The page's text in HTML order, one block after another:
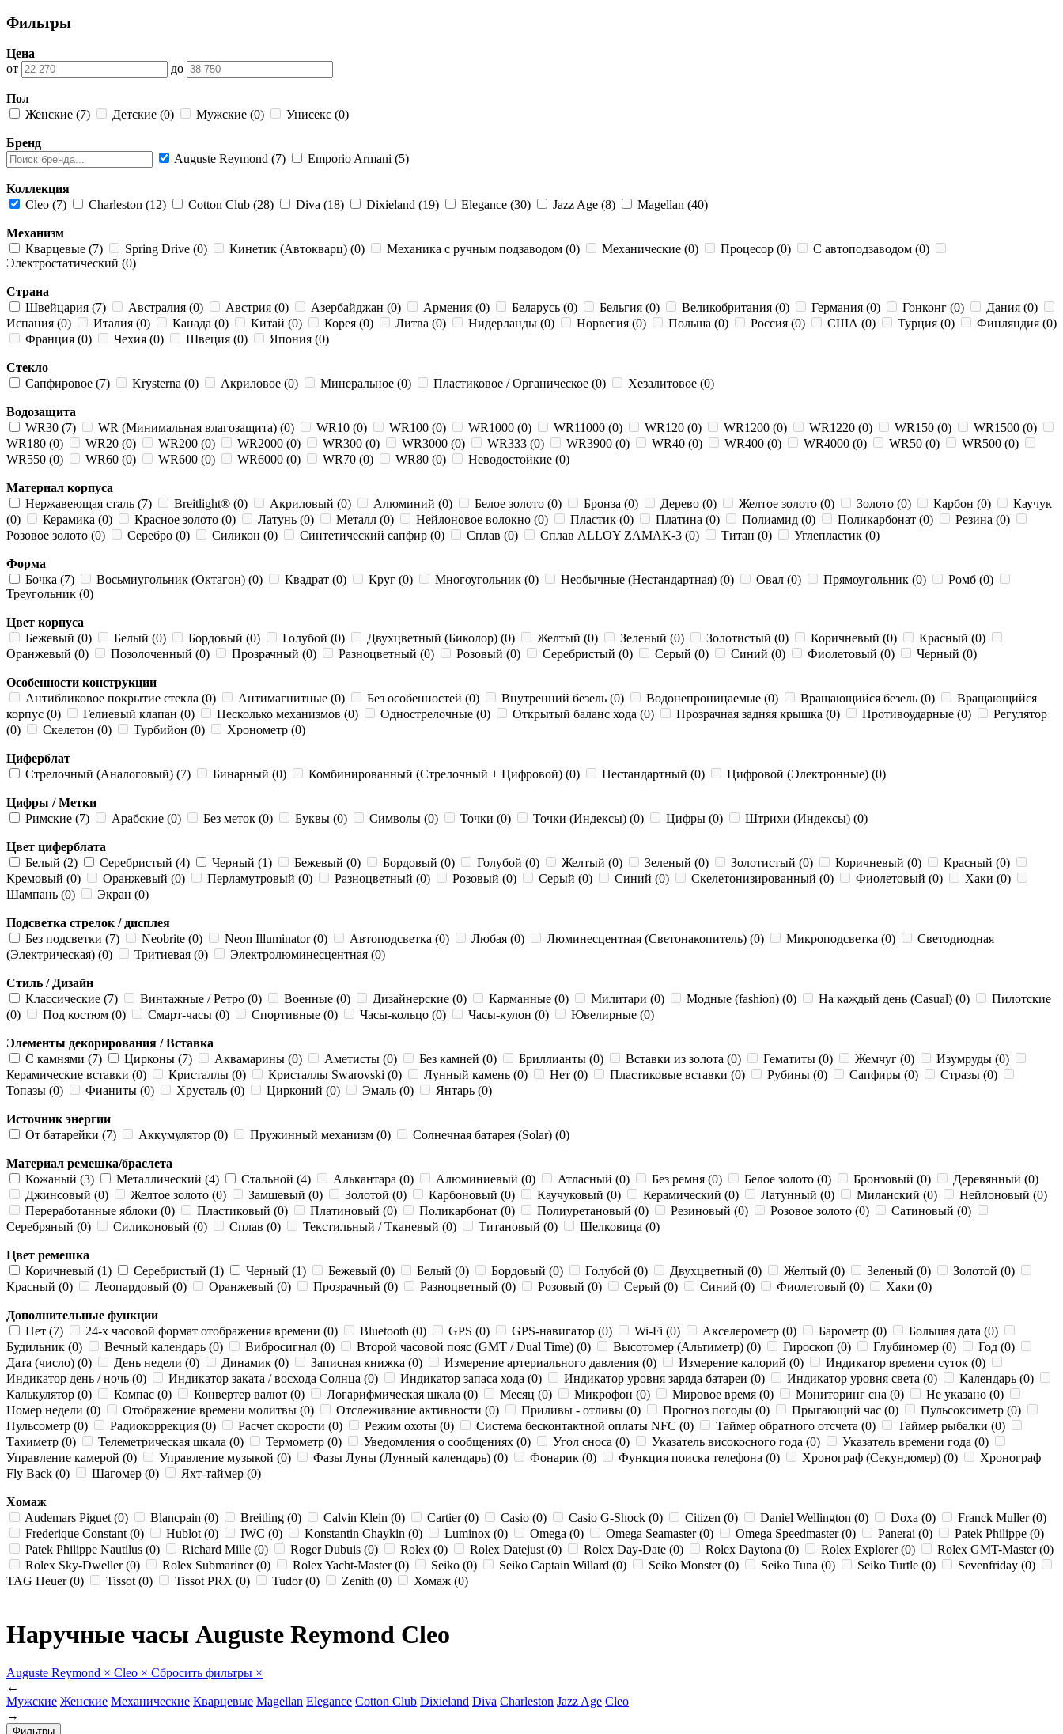
Фильтры
Цена
от
до
Пол
Женские (7)
Детские (0) Мужские (0) Унисекс (0)
Бренд
Auguste Reymond (7)
Emporio Armani (5)
Коллекция
Cleo (7)
Charleston (12) Cotton Club (28) Diva (18) Dixieland (19) Elegance (30) Jazz Age (8) Magellan (40)
Механизм
Кварцевые (7)
Spring Drive (0) Кинетик (Автокварц) (0) Механика с ручным подзаводом (0) Механические (0) Процесор (0)
С автоподзаводом (0)
Электростатический (0)
Страна
Швейцария (7)
Австралия (0) Австрия (0) Азербайджан (0) Армения (0) Беларусь (0) Бельгия (0) Великобритания (0) Германия (0) Гонконг (0)
Дания (0)
Испания (0)
Италия (0) Канада (0) Китай (0) Корея (0) Литва (0) Нидерланды (0) Норвегия (0) Польша (0) Россия (0) США (0) Турция (0)
Финляндия (0)
Франция (0)
Чехия (0) Швеция (0) Япония (0)
Стекло
Сапфировое (7)
Krysterna (0) Акриловое (0) Минеральное (0) Пластиковое / Органическое (0) Хезалитовое (0)
Водозащита
WR30 (7)
WR (Минимальная влагозащита) (0) WR10 (0) WR100 (0) WR1000 (0) WR11000 (0) WR120 (0) WR1200 (0) WR1220 (0) WR150 (0)
WR1500 (0)
WR180 (0)
WR20 (0) WR200 (0) WR2000 (0) WR300 (0) WR3000 (0) WR333 (0) WR3900 (0) WR40 (0) WR400 (0) WR4000 (0) WR50 (0)
WR500 (0)
WR550 (0)
WR60 (0) WR600 (0) WR6000 (0) WR70 (0) WR80 (0) Неводостойкие (0)
Материал корпуса
Нержавеющая сталь (7)
Breitlight® (0) Акриловый (0) Алюминий (0) Белое золото (0) Бронза (0) Дерево (0) Желтое золото (0) Золото (0) Карбон (0)
Каучук
(0)
Керамика (0) Красное золото (0) Латунь (0) Металл (0) Нейлоновое волокно (0) Пластик (0) Платина (0) Полиамид (0) Поликарбонат (0)
Резина (0)
Розовое золото (0)
Серебро (0) Силикон (0) Синтетический сапфир (0) Сплав (0) Сплав ALLOY ZAMAK-3 (0) Титан (0) Углепластик (0)
Форма
Бочка (7)
Восьмиугольник (Октагон) (0) Квадрат (0) Круг (0) Многоугольник (0) Необычные (Нестандартная) (0) Овал (0) Прямоугольник (0)
Ромб (0)
Треугольник (0)
Цвет корпуса
Бежевый (0)
Белый (0) Бордовый (0) Голубой (0) Двухцветный (Биколор) (0) Желтый (0) Зеленый (0) Золотистый (0) Коричневый (0)
Красный (0)
Оранжевый (0)
Позолоченный (0) Прозрачный (0) Разноцветный (0) Розовый (0) Серебристый (0) Серый (0) Синий (0) Фиолетовый (0) Черный (0)
Особенности конструкции
Антибликовое покрытие стекла (0)
Антимагнитные (0) Без особенностей (0) Внутренний безель (0) Водонепроницаемые (0) Вращающийся безель (0)
Вращающийся
корпус (0)
Гелиевый клапан (0) Несколько механизмов (0) Однострелочные (0) Открытый баланс хода (0) Прозрачная задняя крышка (0) Противоударные (0)
Регулятор
(0)
Скелетон (0) Турбийон (0) Хронометр (0)
Циферблат
Стрелочный (Аналоговый) (7)
Бинарный (0) Комбинированный (Стрелочный + Цифровой) (0) Нестандартный (0) Цифровой (Электронные) (0)
Цифры / Метки
Римские (7)
Арабские (0) Без меток (0) Буквы (0) Символы (0) Точки (0) Точки (Индексы) (0) Цифры (0) Штрихи (Индексы) (0)
Цвет циферблата
Белый (2)
Серебристый (4) Черный (1) Бежевый (0) Бордовый (0) Голубой (0) Желтый (0) Зеленый (0) Золотистый (0) Коричневый (0)
Красный (0)
Кремовый (0)
Оранжевый (0) Перламутровый (0) Разноцветный (0) Розовый (0) Серый (0) Синий (0) Скелетонизированный (0) Фиолетовый (0)
Хаки (0)
Шампань (0)
Экран (0)
Подсветка стрелок / дисплея
Без подсветки (7)
Neobrite (0) Neon Illuminator (0) Автоподсветка (0) Любая (0) Люминесцентная (Светонакопитель) (0) Микроподсветка (0)
Светодиодная
(Электрическая) (0)
Тритиевая (0) Электролюминесцентная (0)
Стиль / Дизайн
Классические (7)
Винтажные / Ретро (0) Военные (0) Дизайнерские (0) Карманные (0) Милитари (0) Модные (fashion) (0) На каждый день (Casual) (0)
Пилотские
(0)
Под костюм (0) Смарт-часы (0) Спортивные (0) Часы-кольцо (0) Часы-кулон (0) Ювелирные (0)
Элементы декорирования / Вставка
С камнями (7)
Цирконы (7) Аквамарины (0) Аметисты (0) Без камней (0) Бриллианты (0) Вставки из золота (0) Гематиты (0) Жемчуг (0)
Изумруды (0)
Керамические вставки (0)
Кристаллы (0) Кристаллы Swarovski (0) Лунный камень (0) Нет (0) Пластиковые вставки (0) Рубины (0) Сапфиры (0)
Стразы (0)
Топазы (0)
Фианиты (0) Хрусталь (0) Цирконий (0) Эмаль (0) Янтарь (0)
Источник энергии
От батарейки (7)
Аккумулятор (0) Пружинный механизм (0) Солнечная батарея (Solar) (0)
Материал ремешка/браслета
Кожаный (3)
Металлический (4) Стальной (4) Алькантара (0) Алюминиевый (0) Атласный (0) Без ремня (0) Белое золото (0) Бронзовый (0)
Деревянный (0)
Джинсовый (0)
Желтое золото (0) Замшевый (0) Золотой (0) Карбоновый (0) Каучуковый (0) Керамический (0) Латунный (0) Миланский (0)
Нейлоновый (0)
Переработанные яблоки (0)
Пластиковый (0) Платиновый (0) Поликарбонат (0) Полиуретановый (0) Резиновый (0) Розовое золото (0)
Сатиновый (0)
Серебряный (0)
Силиконовый (0) Сплав (0) Текстильный / Тканевый (0) Титановый (0) Шелковица (0)
Цвет ремешка
Коричневый (1)
Серебристый (1) Черный (1) Бежевый (0) Белый (0) Бордовый (0) Голубой (0) Двухцветный (0) Желтый (0) Зеленый (0)
Золотой (0)
Красный (0)
Леопардовый (0) Оранжевый (0) Прозрачный (0) Разноцветный (0) Розовый (0) Серый (0) Синий (0) Фиолетовый (0) Хаки (0)
Дополнительные функции
Нет (7)
24-х часовой формат отображения времени (0) Bluetooth (0) GPS (0) GPS-навигатор (0) Wi-Fi (0) Акселерометр (0) Барометр (0)
Большая дата (0)
Будильник (0)
Вечный календарь (0) Вибросигнал (0) Второй часовой пояс (GMT / Dual Time) (0) Высотомер (Альтиметр) (0) Гироскоп (0) Глубиномер (0)
Год (0)
Дата (число) (0)
День недели (0) Динамик (0) Записная книжка (0) Измерение артериального давления (0) Измерение калорий (0)
Индикатор времени суток (0)
Индикатор день / ночь (0)
Индикатор заката / восхода Солнца (0) Индикатор запаса хода (0) Индикатор уровня заряда батареи (0) Индикатор уровня света (0)
Календарь (0)
Калькулятор (0)
Компас (0) Конвертер валют (0) Логарифмическая шкала (0) Месяц (0) Микрофон (0) Мировое время (0) Мониторинг сна (0)
Не указано (0)
Номер недели (0)
Отображение времени молитвы (0) Отслеживание активности (0) Приливы - отливы (0) Прогноз погоды (0) Прыгающий час (0)
Пульсоксиметр (0)
Пульсометр (0)
Радиокоррекция (0) Расчет скорости (0) Режим охоты (0) Система бесконтактной оплаты NFC (0) Таймер обратного отсчета (0)
Таймер рыбалки (0)
Тахиметр (0)
Телеметрическая шкала (0) Термометр (0) Уведомления о сообщениях (0) Угол сноса (0) Указатель високосного года (0)
Указатель времени года (0)
Управление камерой (0)
Управление музыкой (0) Фазы Луны (Лунный календарь) (0) Фонарик (0) Функция поиска телефона (0) Хронограф (Секундомер) (0)
Хронограф
Fly Back (0)
Шагомер (0) Яхт-таймер (0)
Хомаж
Audemars Piguet (0)
Blancpain (0) Breitling (0) Calvin Klein (0) Cartier (0) Casio (0) Casio G-Shock (0) Citizen (0) Daniel Wellington (0) Doxa (0)
Franck Muller (0)
Frederique Constant (0)
Hublot (0) IWC (0) Konstantin Chaykin (0) Luminox (0) Omega (0) Omega Seamaster (0) Omega Speedmaster (0) Panerai (0)
Patek Philippe (0)
Patek Philippe Nautilus (0)
Richard Mille (0) Roger Dubuis (0) Rolex (0) Rolex Datejust (0) Rolex Day-Date (0) Rolex Daytona (0) Rolex Explorer (0)
Rolex GMT-Master (0)
Rolex Sky-Dweller (0)
Rolex Submariner (0) Rolex Yacht-Master (0) Seiko (0) Seiko Captain Willard (0) Seiko Monster (0) Seiko Tuna (0) Seiko Turtle (0)
Sevenfriday (0)
TAG Heuer (0)
Tissot (0) Tissot PRX (0) Tudor (0) Zenith (0) Хомаж (0)
Наручные часы Auguste Reymond Cleo
Auguste Reymond × Cleo × Сбросить фильтры ×
←
Мужские Женские Механические Кварцевые Magellan Elegance Cotton Club Dixieland Diva Charleston Jazz Age Cleo
→
Фильтры